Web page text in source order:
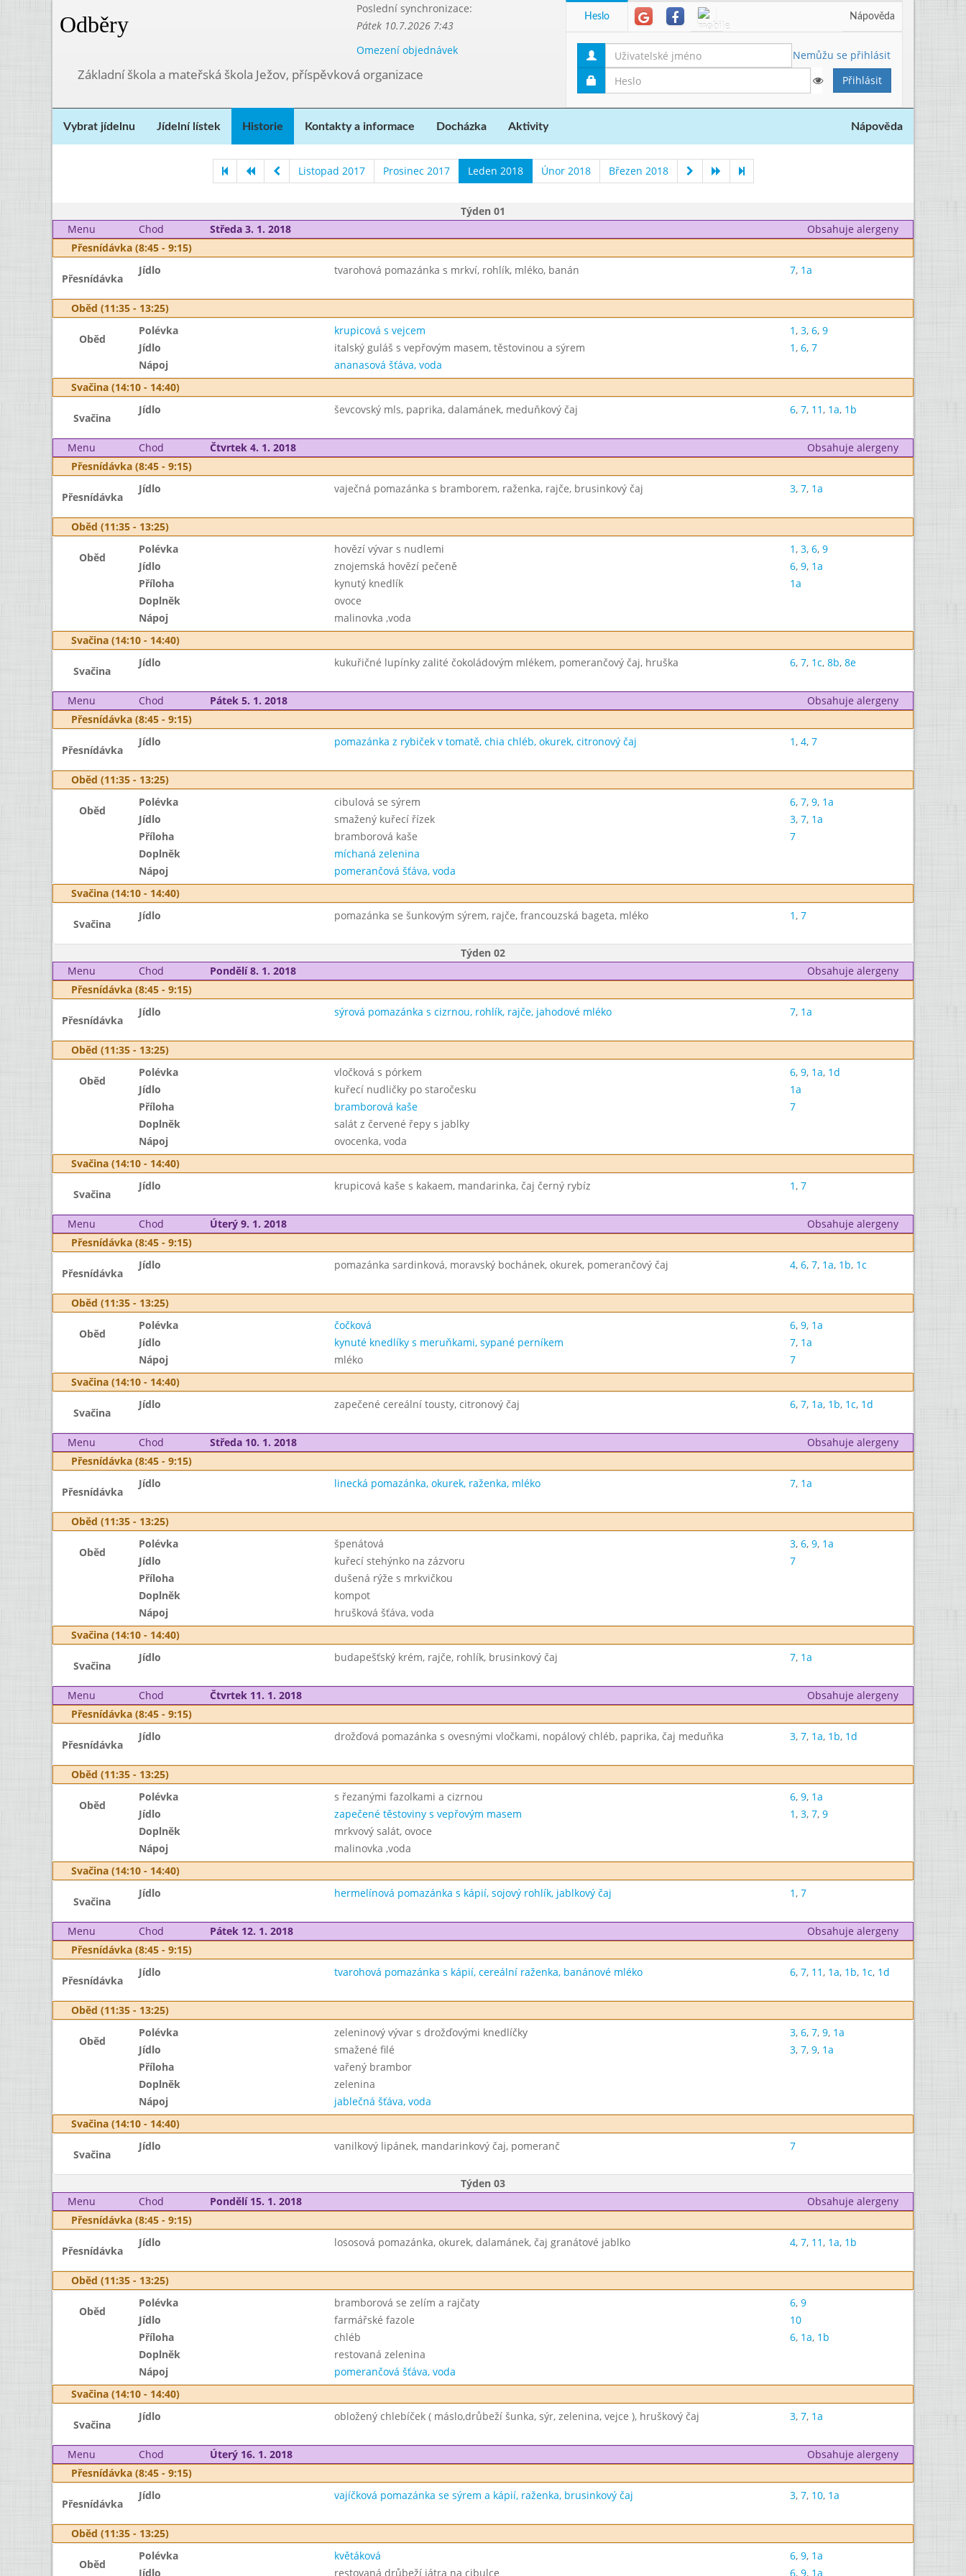
Odběry
Poslední synchronizace:
Pátek 10.7.2026 7:43
Omezení objednávek
Základní škola a mateřská škola Ježov, příspěvková organizace
Heslo Nápověda
Nemůžu se přihlásit
Vybrat jídelnu Jídelní lístek Historie Kontakty a informace Docházka Aktivity Nápověda
Listopad 2017 Prosinec 2017 Leden 2018 Únor 2018 Březen 2018
Týden 01
Menu
Chod Středa 3. 1. 2018
Obsahuje alergeny
Přesnídávka (8:45 - 9:15)
Přesnídávka
Jídlo tvarohová pomazánka s mrkví, rohlík, mléko, banán 7, 1a
Oběd (11:35 - 13:25)
Oběd
Polévka krupicová s vejcem 1, 3, 6, 9
Jídlo
italský guláš s vepřovým masem, těstovinou a sýrem 1, 6, 7
Nápoj
ananasová šťáva, voda
Svačina (14:10 - 14:40)
Svačina
Jídlo ševcovský mls, paprika, dalamánek, meduňkový čaj 6, 7, 11, 1a, 1b
Menu Chod Čtvrtek 4. 1. 2018
Obsahuje alergeny
Přesnídávka (8:45 - 9:15)
Přesnídávka
Jídlo vaječná pomazánka s bramborem, raženka, rajče, brusinkový čaj 3, 7, 1a
Oběd (11:35 - 13:25)
Oběd
Polévka hovězí vývar s nudlemi 1, 3, 6, 9
Jídlo
znojemská hovězí pečeně 6, 9, 1a
Příloha
kynutý knedlík
1a
Doplněk
ovoce
Nápoj
malinovka ,voda
Svačina (14:10 - 14:40)
Svačina
Jídlo kukuřičné lupínky zalité čokoládovým mlékem, pomerančový čaj, hruška 6, 7, 1c, 8b, 8e
Menu Chod Pátek 5. 1. 2018
Obsahuje alergeny
Přesnídávka (8:45 - 9:15)
Přesnídávka
Jídlo pomazánka z rybiček v tomatě, chia chléb, okurek, citronový čaj 1, 4, 7
Oběd (11:35 - 13:25)
Oběd
Polévka cibulová se sýrem 6, 7, 9, 1a
Jídlo
smažený kuřecí řízek 3, 7, 1a
Příloha
bramborová kaše
7
Doplněk
míchaná zelenina
Nápoj
pomerančová šťáva, voda
Svačina (14:10 - 14:40)
Svačina
Jídlo pomazánka se šunkovým sýrem, rajče, francouzská bageta, mléko 1, 7
Týden 02
Menu
Chod Pondělí 8. 1. 2018
Obsahuje alergeny
Přesnídávka (8:45 - 9:15)
Přesnídávka
Jídlo sýrová pomazánka s cizrnou, rohlík, rajče, jahodové mléko 7, 1a
Oběd (11:35 - 13:25)
Oběd
Polévka vločková s pórkem 6, 9, 1a, 1d
Jídlo
kuřecí nudličky po staročesku
1a
Příloha
bramborová kaše
7
Doplněk
salát z červené řepy s jablky
Nápoj
ovocenka, voda
Svačina (14:10 - 14:40)
Svačina
Jídlo krupicová kaše s kakaem, mandarinka, čaj černý rybíz 1, 7
Menu Chod Úterý 9. 1. 2018
Obsahuje alergeny
Přesnídávka (8:45 - 9:15)
Přesnídávka
Jídlo pomazánka sardinková, moravský bochánek, okurek, pomerančový čaj 4, 6, 7, 1a, 1b, 1c
Oběd (11:35 - 13:25)
Oběd
Polévka čočková 6, 9, 1a
Jídlo
kynuté knedlíky s meruňkami, sypané perníkem 7, 1a
Nápoj
mléko
7
Svačina (14:10 - 14:40)
Svačina
Jídlo zapečené cereální tousty, citronový čaj 6, 7, 1a, 1b, 1c, 1d
Menu Chod Středa 10. 1. 2018
Obsahuje alergeny
Přesnídávka (8:45 - 9:15)
Přesnídávka
Jídlo linecká pomazánka, okurek, raženka, mléko 7, 1a
Oběd (11:35 - 13:25)
Oběd
Polévka špenátová 3, 6, 9, 1a
Jídlo
kuřecí stehýnko na zázvoru
7
Příloha
dušená rýže s mrkvičkou
Doplněk
kompot
Nápoj
hrušková šťáva, voda
Svačina (14:10 - 14:40)
Svačina
Jídlo budapešťský krém, rajče, rohlík, brusinkový čaj 7, 1a
Menu Chod Čtvrtek 11. 1. 2018
Obsahuje alergeny
Přesnídávka (8:45 - 9:15)
Přesnídávka
Jídlo drožďová pomazánka s ovesnými vločkami, nopálový chléb, paprika, čaj meduňka 3, 7, 1a, 1b, 1d
Oběd (11:35 - 13:25)
Oběd
Polévka s řezanými fazolkami a cizrnou 6, 9, 1a
Jídlo
zapečené těstoviny s vepřovým masem 1, 3, 7, 9
Doplněk
mrkvový salát, ovoce
Nápoj
malinovka ,voda
Svačina (14:10 - 14:40)
Svačina
Jídlo hermelínová pomazánka s kápií, sojový rohlík, jablkový čaj 1, 7
Menu Chod Pátek 12. 1. 2018
Obsahuje alergeny
Přesnídávka (8:45 - 9:15)
Přesnídávka
Jídlo tvarohová pomazánka s kápií, cereální raženka, banánové mléko 6, 7, 11, 1a, 1b, 1c, 1d
Oběd (11:35 - 13:25)
Oběd
Polévka zeleninový vývar s drožďovými knedlíčky 3, 6, 7, 9, 1a
Jídlo
smažené filé 3, 7, 9, 1a
Příloha
vařený brambor
Doplněk
zelenina
Nápoj
jablečná šťáva, voda
Svačina (14:10 - 14:40)
Svačina
Jídlo vanilkový lipánek, mandarinkový čaj, pomeranč 7
Týden 03
Menu
Chod Pondělí 15. 1. 2018
Obsahuje alergeny
Přesnídávka (8:45 - 9:15)
Přesnídávka
Jídlo lososová pomazánka, okurek, dalamánek, čaj granátové jablko 4, 7, 11, 1a, 1b
Oběd (11:35 - 13:25)
Oběd
Polévka bramborová se zelím a rajčaty 6, 9
Jídlo
farmářské fazole
10
Příloha
chléb 6, 1a, 1b
Doplněk
restovaná zelenina
Nápoj
pomerančová šťáva, voda
Svačina (14:10 - 14:40)
Svačina
Jídlo obložený chlebíček ( máslo,drůbeží šunka, sýr, zelenina, vejce ), hruškový čaj 3, 7, 1a
Menu Chod Úterý 16. 1. 2018
Obsahuje alergeny
Přesnídávka (8:45 - 9:15)
Přesnídávka
Jídlo vajíčková pomazánka se sýrem a kápií, raženka, brusinkový čaj 3, 7, 10, 1a
Oběd (11:35 - 13:25)
Oběd
Polévka květáková 6, 9, 1a
Jídlo
restovaná drůbeží játra na cibulce 6, 9, 1a